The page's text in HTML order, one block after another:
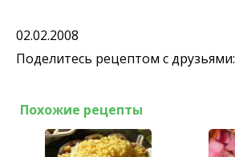
02.02.2008
Поделитесь рецептом с друзьями:
Похожие рецепты